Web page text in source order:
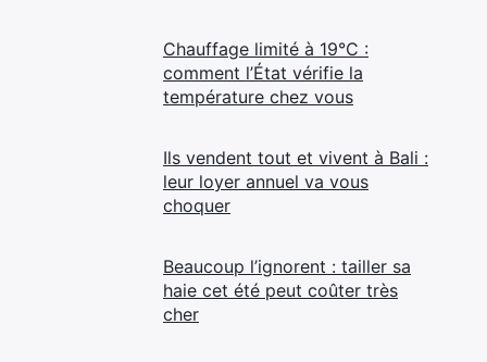
Chauffage limité à 19°C :
comment l’État vérifie la
température chez vous
Ils vendent tout et vivent à Bali :
leur loyer annuel va vous
choquer
Beaucoup l’ignorent : tailler sa
haie cet été peut coûter très
cher